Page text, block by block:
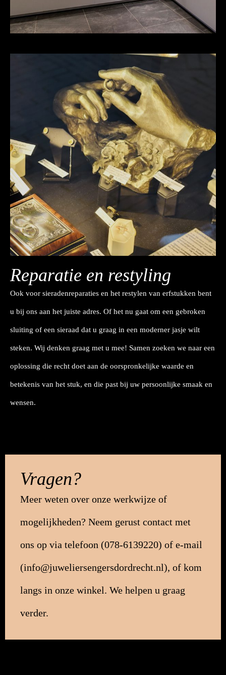
Reparatie en restyling
Ook voor sieradenreparaties en het restylen van erfstukken bent
u bij ons aan het juiste adres. Of het nu gaat om een gebroken
sluiting of een sieraad dat u graag in een moderner jasje wilt
steken. Wij denken graag met u mee! Samen zoeken we naar een
oplossing die recht doet aan de oorspronkelijke waarde en
betekenis van het stuk, en die past bij uw persoonlijke smaak en
wensen.
Vragen?
Meer weten over onze werkwijze of
mogelijkheden? Neem gerust contact met
ons op via telefoon (078-6139220) of e-mail
(info@juweliersengersdordrecht.nl), of kom
langs in onze winkel. We helpen u graag
verder.